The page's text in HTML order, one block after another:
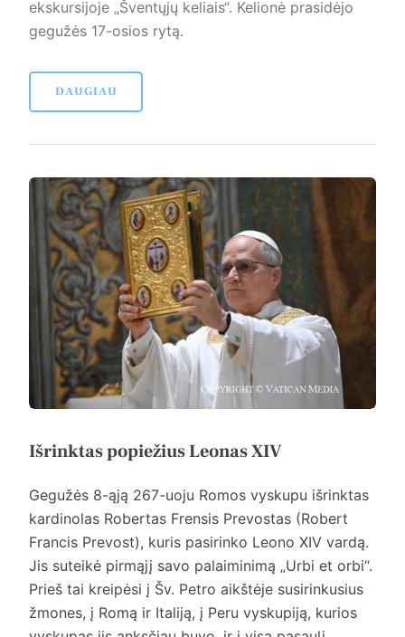
ekskursijoje „Šventųjų keliais“. Kelionė prasidėjo
gegužės 17-osios rytą.
DAUGIAU
Išrinktas popiežius Leonas XIV
Gegužės 8-ąją 267-uoju Romos vyskupu išrinktas
kardinolas Robertas Frensis Prevostas (Robert
Francis Prevost), kuris pasirinko Leono XIV vardą.
Jis suteikė pirmąjį savo palaiminimą „Urbi et orbi“.
Prieš tai kreipėsi į Šv. Petro aikštėje susirinkusius
žmones, į Romą ir Italiją, į Peru vyskupiją, kurios